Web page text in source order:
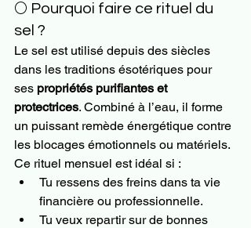
🌕 Pourquoi faire ce rituel du
sel ?
Le sel est utilisé depuis des siècles
dans les traditions ésotériques pour
ses propriétés purifiantes et
protectrices. Combiné à l’eau, il forme
un puissant remède énergétique contre
les blocages émotionnels ou matériels.
Ce rituel mensuel est idéal si :
Tu ressens des freins dans ta vie
financière ou professionnelle.
Tu veux repartir sur de bonnes